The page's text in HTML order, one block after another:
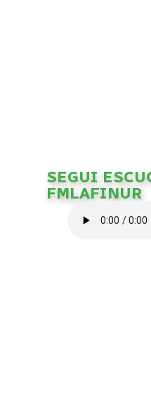
SEGUI
FMLAFINUR